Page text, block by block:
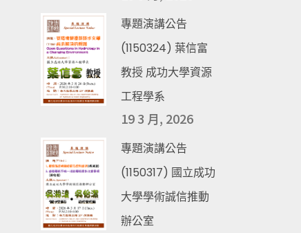
專題演講公告
(1150324) 葉信富
教授 成功大學資源
工程學系
19 3 月, 2026
專題演講公告
(1150317) 國立成功
大學學術誠信推動
辦公室